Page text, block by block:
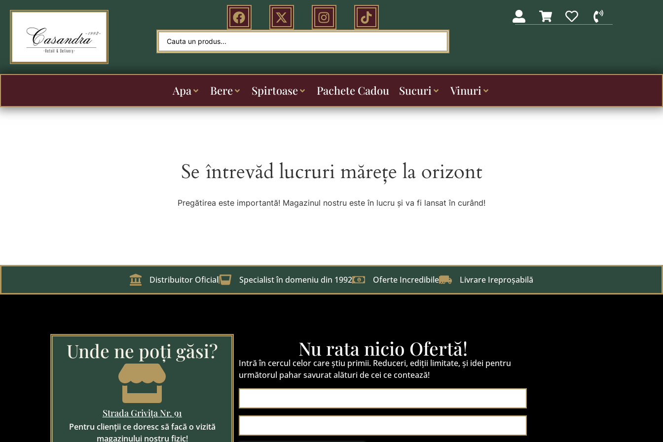
Apa Bere Spirtoase Pachete Cadou Sucuri Vinuri
Se întrevăd lucruri mărețe la orizont
Pregătirea este importantă! Magazinul nostru este în lucru și va fi lansat în curând!
Distribuitor Oficial Specialist în domeniu din 1992 Oferte Incredibile Livrare Ireproșabilă
Unde ne poți găsi?
Strada Grivița Nr. 91
Pentru clienții ce doresc să facă o vizită
magazinului nostru fizic!
Nu rata nicio Ofertă!
Intră în cercul celor care știu primii. Reduceri, ediții limitate, și idei pentru
următorul pahar savurat alături de cei ce contează!